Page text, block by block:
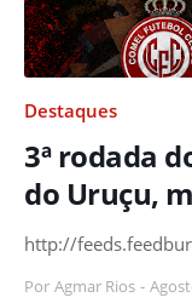
Destaques
3ª rodada
do Uruçu,
http://
Por Agmar Rios -